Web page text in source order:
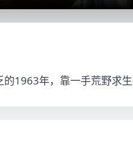
1963年，靠一手荒野求生